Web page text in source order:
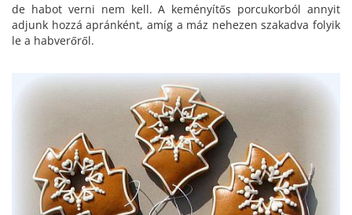
de habot verni nem kell. A keményítős porcukorból annyit
adjunk hozzá apránként, amíg a máz nehezen szakadva folyik
le a habverőről.